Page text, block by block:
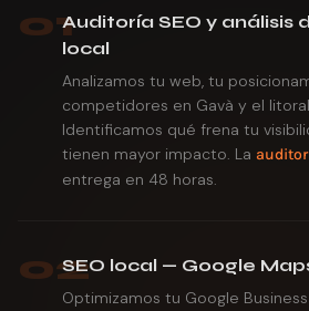
01Auditoría SEO y análisis
local
Analizamos tu web, tu
competidores en Gavà y el
Identificamos qué frena tu
tienen mayor impacto. La
entrega en 48 horas.
02SEO local — Google
Optimizamos tu Google